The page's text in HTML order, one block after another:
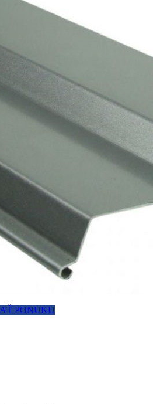
PONUKU